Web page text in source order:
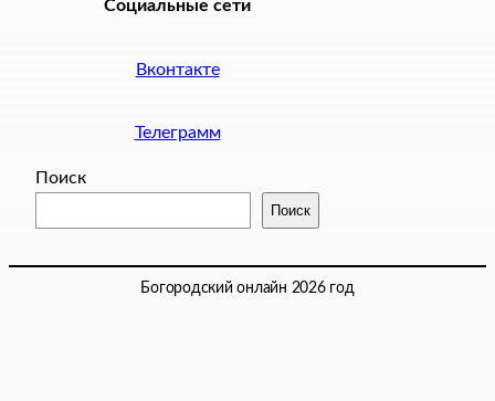
Социальные сети
Вконтакте
Телеграмм
Поиск
Поиск
Богородский онлайн 2026 год